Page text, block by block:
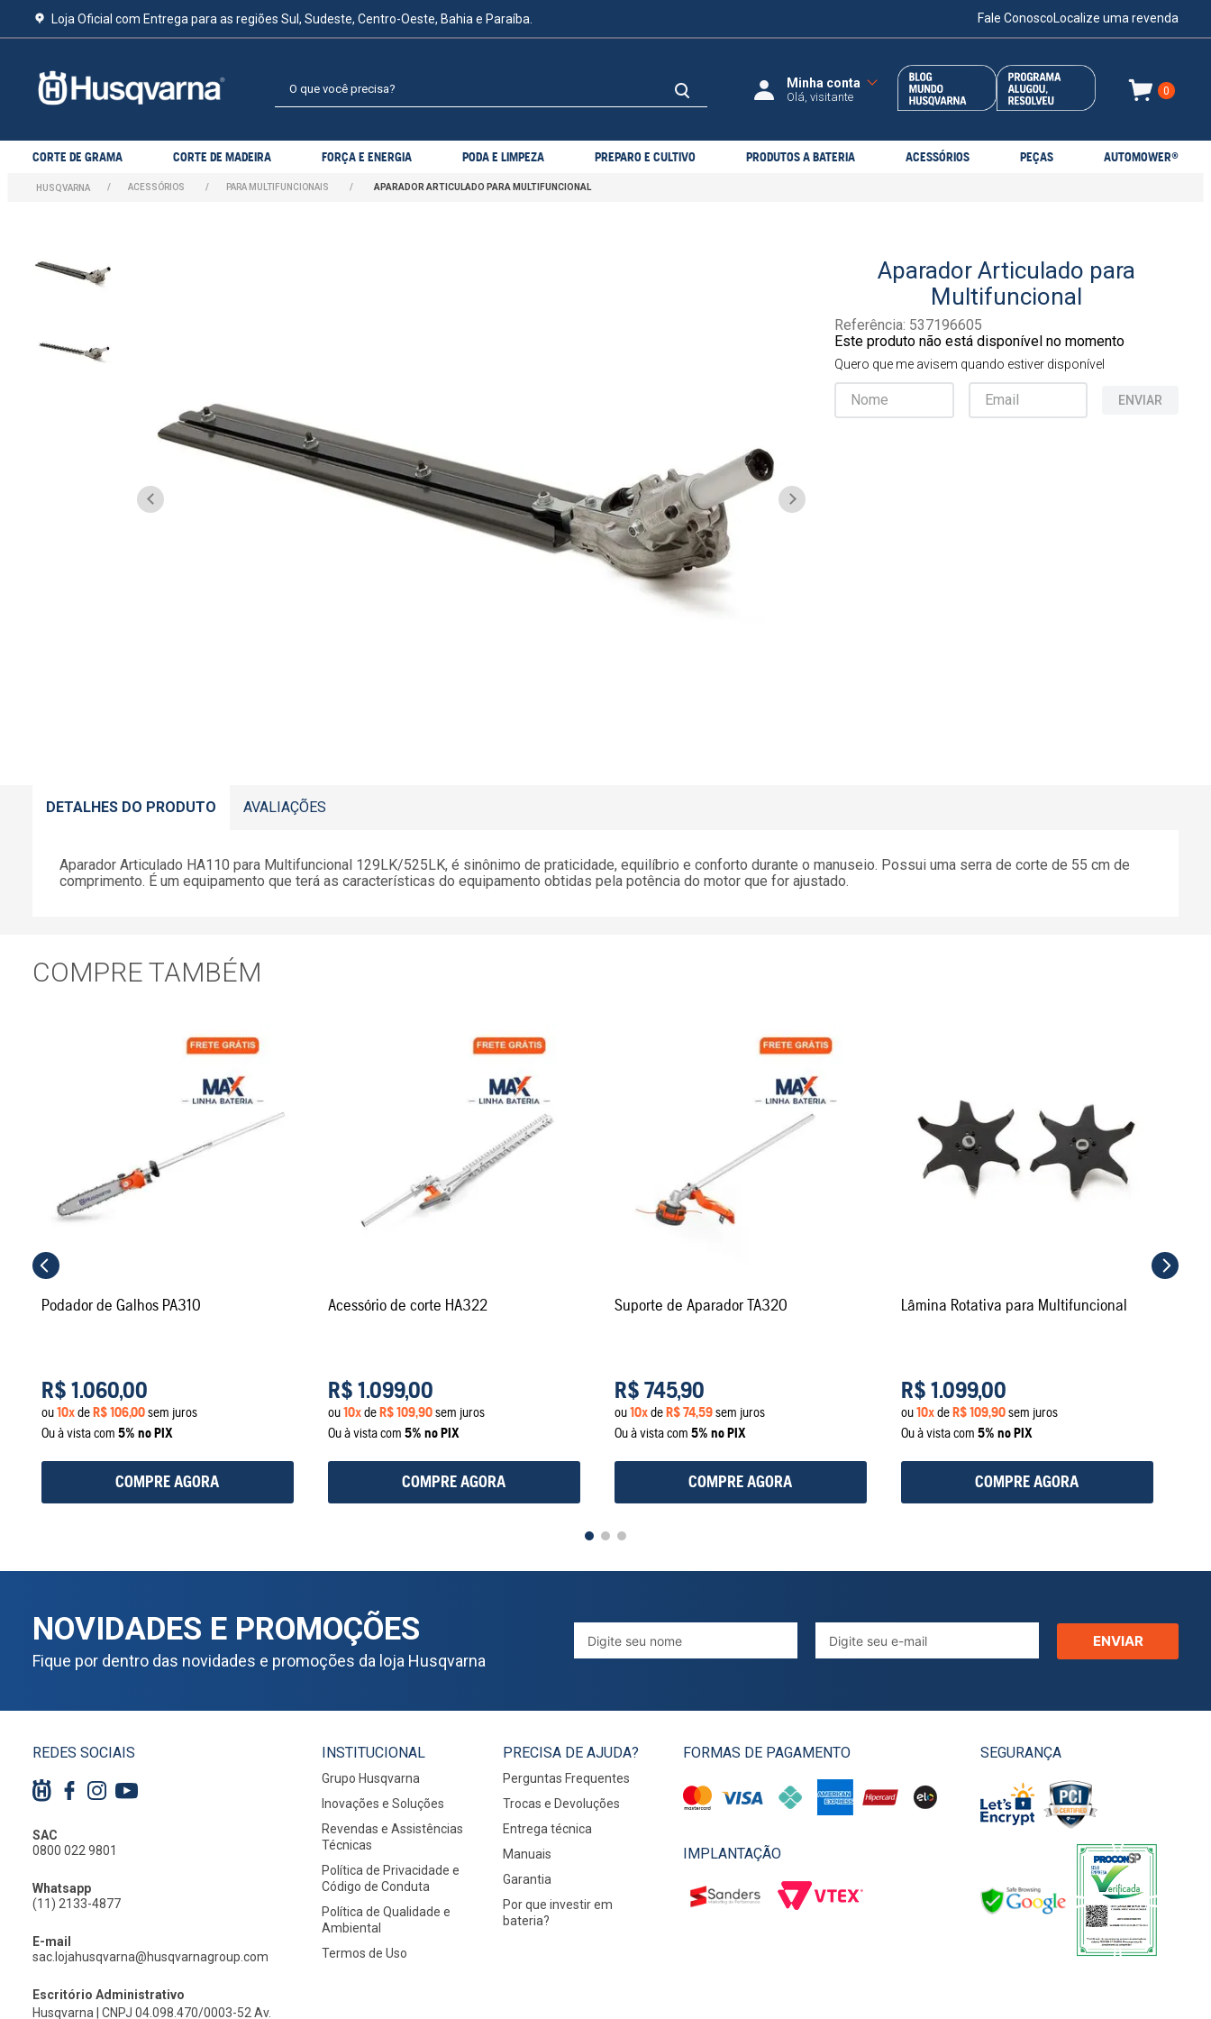
Loja Oficial com Entrega para as regiões Sul, Sudeste, Centro-Oeste, Bahia e Paraíba. Fale ConoscoLocalize uma revenda
Olá, visitante 0
CORTE DE GRAMA CORTE DE MADEIRA FORÇA E ENERGIA PODA E LIMPEZA PREPARO E CULTIVO PRODUTOS A BATERIA ACESSÓRIOS PEÇAS AUTOMOWER®
ACESSÓRIOS PARA MULTIFUNCIONAIS APARADOR ARTICULADO PARA MULTIFUNCIONAL
Aparador Articulado para
Multifuncional
Referência: 537196605
Este produto não está disponível no momento
Quero que me avisem quando estiver disponível
ENVIAR
DETALHES DO PRODUTO AVALIAÇÕES
Aparador Articulado HA110 para Multifuncional 129LK/525LK, é sinônimo de praticidade, equilíbrio e conforto durante o manuseio. Possui uma serra de corte de 55 cm de
comprimento. É um equipamento que terá as características do equipamento obtidas pela potência do motor que for ajustado.
COMPRE TAMBÉM
Podador de Galhos PA310
R$ 1.060,00
ou10xdeR$106,00sem juros
Ou à vista com 5% no PIX
COMPRE AGORA
Acessório de corte HA322
R$ 1.099,00
ou10xdeR$109,90sem juros
Ou à vista com 5% no PIX
COMPRE AGORA
Suporte de Aparador TA320
R$ 745,90
ou10xdeR$74,59sem juros
Ou à vista com 5% no PIX
COMPRE AGORA
Lâmina Rotativa para Multifuncional
R$ 1.099,00
ou10xdeR$109,90sem juros
Ou à vista com 5% no PIX
COMPRE AGORA
NOVIDADES E PROMOÇÕES
Fique por dentro das novidades e promoções da loja Husqvarna
ENVIAR
REDES SOCIAIS
SAC
0800 022 9801
Whatsapp
(11) 2133-4877
E-mail
sac.lojahusqvarna@husqvarnagroup.com
Escritório Administrativo
Husqvarna | CNPJ 04.098.470/0003-52 Av.
INSTITUCIONAL
Grupo Husqvarna
Inovações e Soluções
Revendas e Assistências
Técnicas
Política de Privacidade e
Código de Conduta
Política de Qualidade e
Ambiental
Termos de Uso
PRECISA DE AJUDA?
Perguntas Frequentes
Trocas e Devoluções
Entrega técnica
Manuais
Garantia
Por que investir em
bateria?
FORMAS DE PAGAMENTO
IMPLANTAÇÃO
SEGURANÇA